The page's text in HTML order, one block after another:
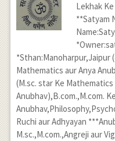
Lekhak
**Satyam
*Sthan:Manoharpur,Jaipur
Mathematics aur Anya
(M.sc. star Ke Mathematics
Anubhav),B.com.,M.com.
Ruchi aur Adhyayan
M.sc.,M.com.,Angreji aur